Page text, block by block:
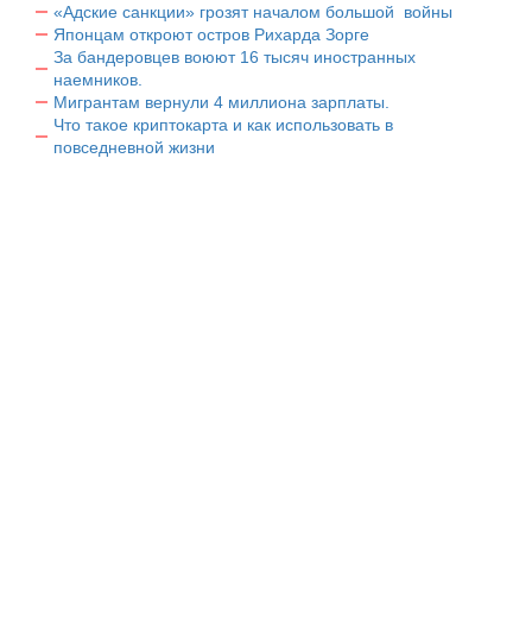
«Адские санкции» грозят началом большой войны
Японцам откроют остров Рихарда Зорге
За бандеровцев воюют 16 тысяч иностранных
наемников.
Мигрантам вернули 4 миллиона зарплаты.
Что такое криптокарта и как использовать в
повседневной жизни